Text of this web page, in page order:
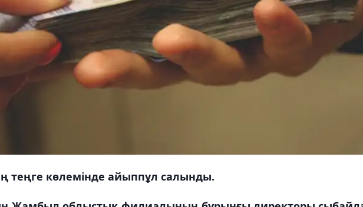
теңге көлемінде айыппұл салынды.